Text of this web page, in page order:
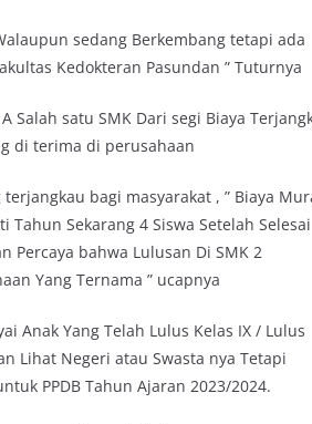
sedang Berkembang tetapi ada
Kedokteran Pasundan ” Tuturnya
Salah satu SMK Dari segi Biaya
di terima di perusahaan
bagi masyarakat , ” Biaya
Sekarang 4 Siswa Setelah Selesai
Percaya bahwa Lulusan Di SMK 2
Yang Ternama ” ucapnya
Anak Yang Telah Lulus Kelas IX / Lulus
Lihat Negeri atau Swasta nya Tetapi
PPDB Tahun Ajaran 2023/2024.